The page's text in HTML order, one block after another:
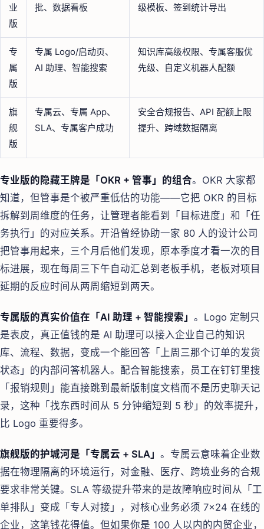
业
版
批、数据看板
级模板、签到统计导出
专
属
版
专属 Logo/启动页、
AI 助理、智能搜索
知识库高级权限、专属客服优
先级、自定义机器人配额
旗
舰
版
专属云、专属 App、
SLA、专属客户成功
安全合规报告、API 配额上限
提升、跨域数据隔离
专业版的隐藏王牌是「OKR + 管事」的组合。OKR 大家都
知道，但管事是个被严重低估的功能——它把 OKR 的目标
拆解到周维度的任务，让管理者能看到「目标进度」和「任
务执行」的对应关系。开沿曾经协助一家 80 人的设计公司
把管事用起来，三个月后他们发现，原本季度才看一次的目
标进展，现在每周三下午自动汇总到老板手机，老板对项目
延期的反应时间从两周缩短到两天。
专属版的真实价值在「AI 助理 + 智能搜索」 。Logo 定制只
是表皮，真正值钱的是 AI 助理可以接入企业自己的知识
库、流程、数据，变成一个能回答「上周三那个订单的发货
状态」的内部问答机器人。配合智能搜索，员工在钉钉里搜
「报销规则」能直接跳到最新版制度文档而不是历史聊天记
录，这种「找东西时间从 5 分钟缩短到 5 秒」的效率提升，
比 Logo 重要得多。
旗舰版的护城河是「专属云 + SLA」 。专属云意味着企业数
据在物理隔离的环境运行，对金融、医疗、跨境业务的合规
要求非常关键。SLA 等级提升带来的是故障响应时间从「工
单排队」变成「专人对接」，对核心业务必须 7×24 在线的
企业，这笔钱花得值。但如果你是 100 人以内的内贸企业，